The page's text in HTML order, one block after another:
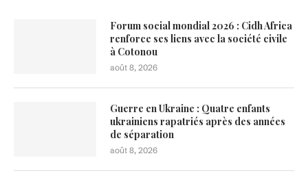
Forum social mondial 2026 : Cidh Africa
renforce ses liens avec la société civile
à Cotonou
août 8, 2026
Guerre en Ukraine : Quatre enfants
ukrainiens rapatriés après des années
de séparation
août 8, 2026